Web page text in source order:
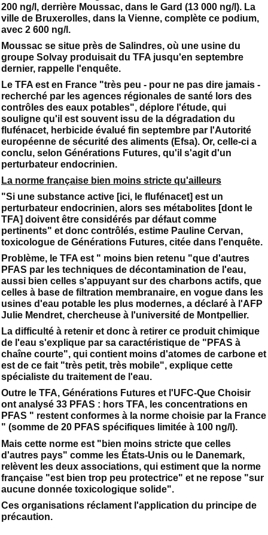
200 ng/l, derrière Moussac, dans le Gard (13 000 ng/l). La
ville de Bruxerolles, dans la Vienne, complète ce podium,
avec 2 600 ng/l.
Moussac se situe près de Salindres, où une usine du
groupe Solvay produisait du TFA jusqu'en septembre
dernier, rappelle l'enquête.
Le TFA est en France "très peu - pour ne pas dire jamais -
recherché par les agences régionales de santé lors des
contrôles des eaux potables", déplore l'étude, qui
souligne qu'il est souvent issu de la dégradation du
flufénacet, herbicide évalué fin septembre par l'Autorité
européenne de sécurité des aliments (Efsa). Or, celle-ci a
conclu, selon Générations Futures, qu'il s'agit d'un
perturbateur endocrinien.
La norme française bien moins stricte qu'ailleurs
"Si une substance active [ici, le flufénacet] est un
perturbateur endocrinien, alors ses métabolites [dont le
TFA] doivent être considérés par défaut comme
pertinents" et donc contrôlés, estime Pauline Cervan,
toxicologue de Générations Futures, citée dans l'enquête.
Problème, le TFA est " moins bien retenu "que d'autres
PFAS par les techniques de décontamination de l'eau,
aussi bien celles s'appuyant sur des charbons actifs, que
celles à base de filtration membranaire, en vogue dans les
usines d'eau potable les plus modernes, a déclaré à l'AFP
Julie Mendret, chercheuse à l'université de Montpellier.
La difficulté à retenir et donc à retirer ce produit chimique
de l'eau s'explique par sa caractéristique de "PFAS à
chaîne courte", qui contient moins d'atomes de carbone et
est de ce fait "très petit, très mobile", explique cette
spécialiste du traitement de l'eau.
Outre le TFA, Générations Futures et l'UFC-Que Choisir
ont analysé 33 PFAS : hors TFA, les concentrations en
PFAS " restent conformes à la norme choisie par la France
" (somme de 20 PFAS spécifiques limitée à 100 ng/l).
Mais cette norme est "bien moins stricte que celles
d'autres pays" comme les États-Unis ou le Danemark,
relèvent les deux associations, qui estiment que la norme
française "est bien trop peu protectrice" et ne repose "sur
aucune donnée toxicologique solide".
Ces organisations réclament l'application du principe de
précaution.